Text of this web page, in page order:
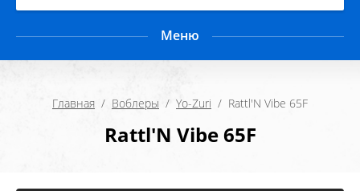
Меню
Главная
  /
Воблеры
  /
Yo-Zuri
  /  Rattl'N Vibe 65F
Rattl'N Vibe 65F